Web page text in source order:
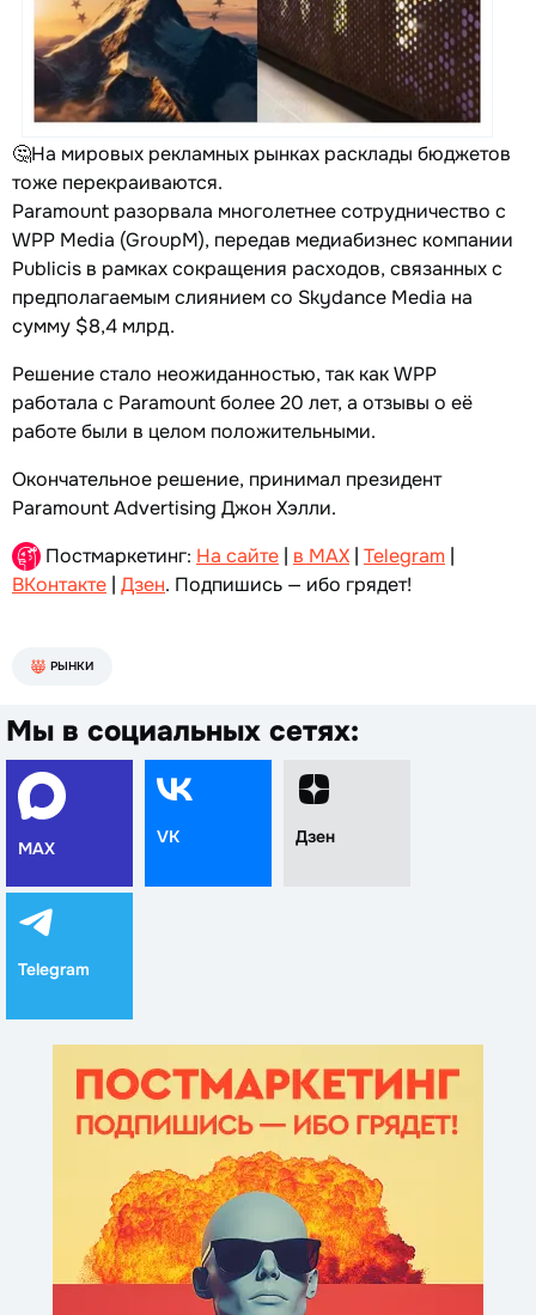
🤔На мировых рекламных рынках расклады бюджетов
тоже перекраиваются.
Paramount разорвала многолетнее сотрудничество с
WPP Media (GroupM), передав медиабизнес компании
Publicis в рамках сокращения расходов, связанных с
предполагаемым слиянием со Skydance Media на
сумму $8,4 млрд.
Решение стало неожиданностью, так как WPP
работала с Paramount более 20 лет, а отзывы о её
работе были в целом положительными.
Окончательное решение, принимал президент
Paramount Advertising Джон Хэлли.
Постмаркетинг: На сайте | в MAX | Telegram |
ВКонтакте | Дзен. Подпишись — ибо грядет!
РЫНКИ
Мы в социальных сетях:
MAX
VK Дзен
Telegram